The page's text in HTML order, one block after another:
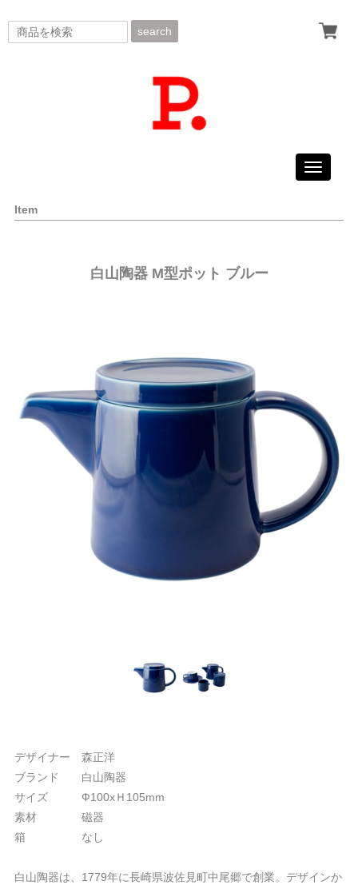
search
Toggle
Item
白山陶器 M型ポット ブルー
デザイナー 森正洋
ブランド 白山陶器
サイズ Ф100xＨ105mm
素材 磁器
箱 なし
白山陶器は、1779年に長崎県波佐見町中尾郷で創業。デザインか